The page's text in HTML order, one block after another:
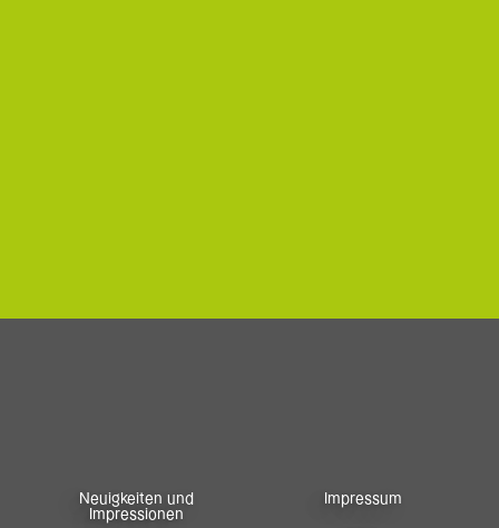
Neuigkeiten und
Impressionen
Impressum